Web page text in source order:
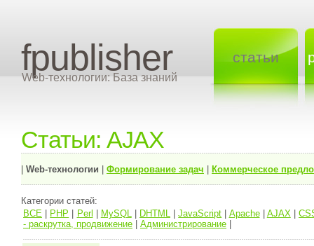
fpublisher
Web-технологии: База знаний
статьи
Статьи: AJAX
Web-технологии Формирование задач Коммерческое
Категории статей:
ВСЕ
PHP Perl MySQL| DHTML |JavaScript Apache| AJAX|
- раскрутка, продвижение
Администрирование